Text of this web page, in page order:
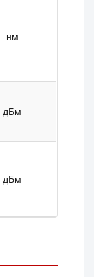
нм
дБм
дБм